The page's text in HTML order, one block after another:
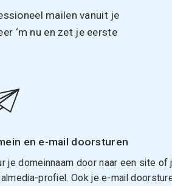
mailen vanuit je
‘m nu en zet je eerste
en e-mail doorsturen
je domeinnaam door naar een site of
profiel. Ook je e-mail